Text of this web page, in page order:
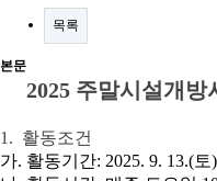
목록
본문
2025 주말시설개방
1. 활동조건
가. 활동기간: 2025. 9. 13.(토